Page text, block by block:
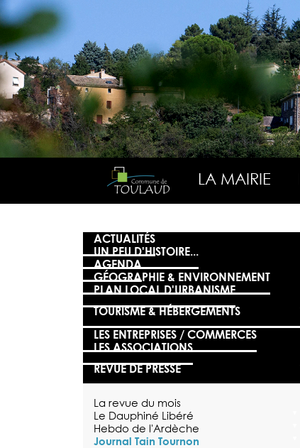
LA MAIRIE
ACTUALITÉS
UN PEU D'HISTOIRE...
AGENDA
GÉOGRAPHIE & ENVIRONNEMENT
PLAN LOCAL D'URBANISME
TOURISME & HÉBERGEMENTS
LES ENTREPRISES / COMMERCES
LES ASSOCIATIONS
REVUE DE PRESSE
La revue du mois
Le Dauphiné Libéré
Hebdo de l'Ardèche
Journal Tain Tournon